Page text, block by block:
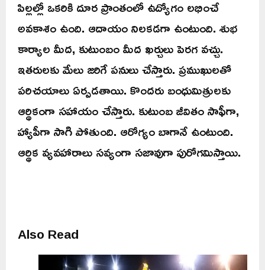
పిల్లల్లో ఒకరికి దూర ప్రాంతంలో ఉద్యోగం లభించే
అవకాశం ఉంది. ఆదాయం నిలకడగా ఉంటుంది. శుభ
కార్యాల మీద, కుటుంబం మీద ఖర్చులు పెరగ వచ్చు.
ఇతరులకు మేలు జరిగే పనులు చేస్తారు. ప్రముఖులతో
పరిచయాలు ఏర్పడతాయి. కొందరు బంధుమిత్రులకు
ఆర్థికంగా సహాయం చేస్తారు. కుటుంబ జీవితం సాఫీగా,
హ్యాపీగా సాగి పోతుంది. ఆరోగ్యం బాగానే ఉంటుంది.
ఆర్థిక వ్యవహారాలు సవ్యంగా సజావుగా పురోగమిస్తాయి.
Also Read